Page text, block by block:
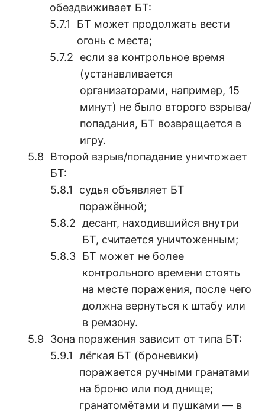
обездвиживает БТ:
БТ может продолжать вести
огонь с места;
если за контрольное время
(устанавливается
организаторами, например, 15
минут) не было второго взрыва/
попадания, БТ возвращается в
игру.
Второй взрыв/попадание уничтожает
БТ:
судья объявляет БТ
поражённой;
десант, находившийся внутри
БТ, считается уничтоженным;
БТ может не более
контрольного времени стоять
на месте поражения, после чего
должна вернуться к штабу или
в ремзону.
Зона поражения зависит от типа БТ:
лёгкая БТ (броневики)
поражается ручными гранатами
на броню или под днище;
гранатомётами и пушками — в